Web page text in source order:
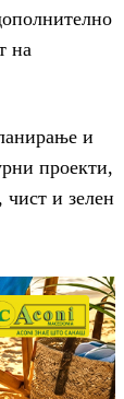
на
и
проекти,
чист и зелен